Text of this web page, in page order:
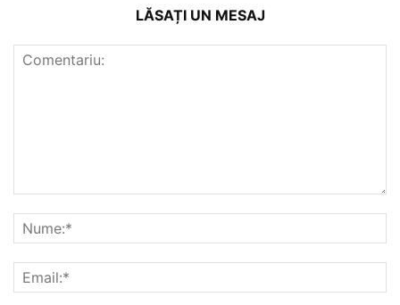
LĂSAȚI UN MESAJ